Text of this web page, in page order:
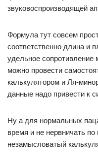
звуковоспроизводящей
Формула тут совсем
соответственно длина и
удельное сопротивление
можно провести
калькулятором и Ля-
данные надо привести к
Ну а для нормальных
время и не нервничать
незамысловатый